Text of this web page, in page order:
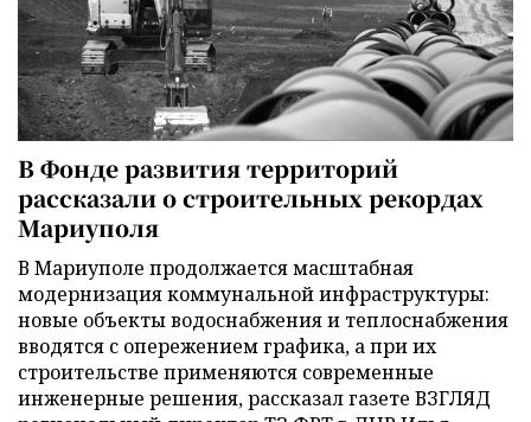
В Фонде развития территорий
рассказали о строительных рекордах
Мариуполя
В Мариуполе продолжается масштабная
модернизация коммунальной инфраструктуры:
новые объекты водоснабжения и теплоснабжения
вводятся с опережением графика, а при их
строительстве применяются современные
инженерные решения, рассказал газете ВЗГЛЯД